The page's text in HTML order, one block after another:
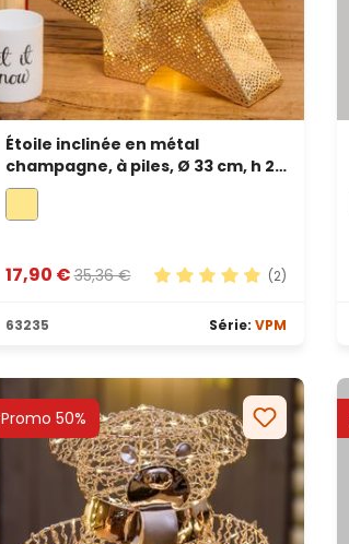
Étoile inclinée en métal
champagne, à piles, Ø 33 cm, h 28
cm, 24 led blanc chaud
17,90 €35,36 € (2)
63235 Série: VPM
Promo 50%